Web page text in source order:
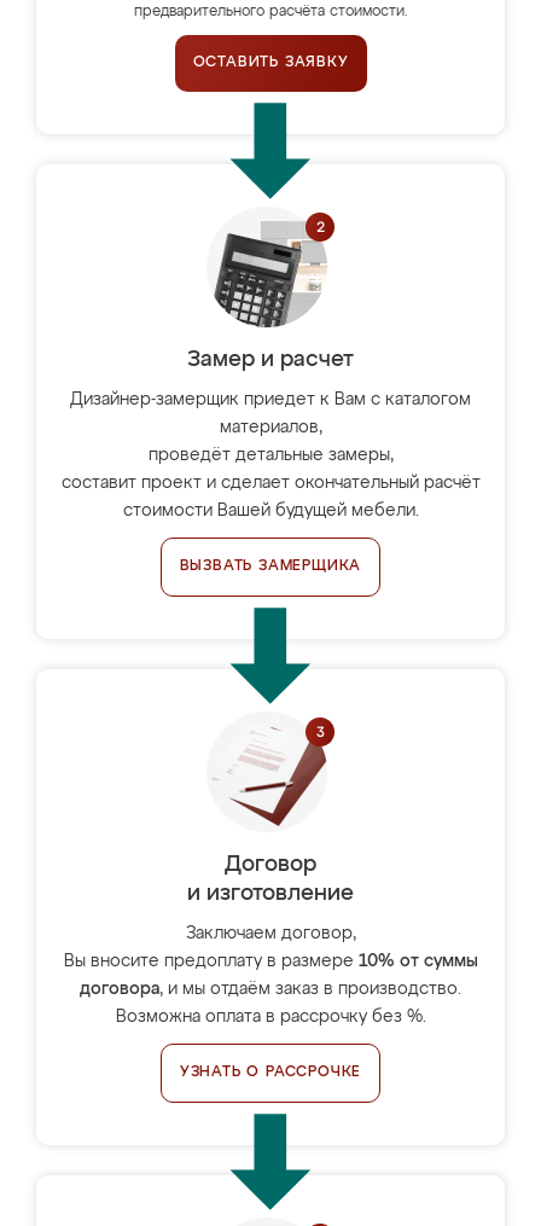
предварительного расчёта стоимости.
ОСТАВИТЬ ЗАЯВКУ
Замер и расчет
Дизайнер-замерщик приедет к Вам с каталогом
материалов,
проведёт детальные замеры,
составит проект и сделает окончательный расчёт
стоимости Вашей будущей мебели.
ВЫЗВАТЬ ЗАМЕРЩИКА
Договор
и изготовление
Заключаем договор,
Вы вносите предоплату в размере 10% от суммы
договора, и мы отдаём заказ в производство.
Возможна оплата в рассрочку без %.
УЗНАТЬ О РАССРОЧКЕ